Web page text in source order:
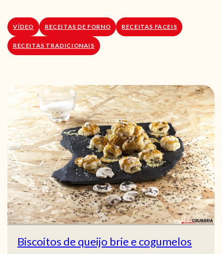
VÍDEO RECEITAS DE FORNO RECEITAS FACEIS
RECEITAS TRADICIONAIS
Biscoitos de queijo brie e cogumelos